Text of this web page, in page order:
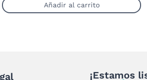
Añadir al carrito
¡Estamos